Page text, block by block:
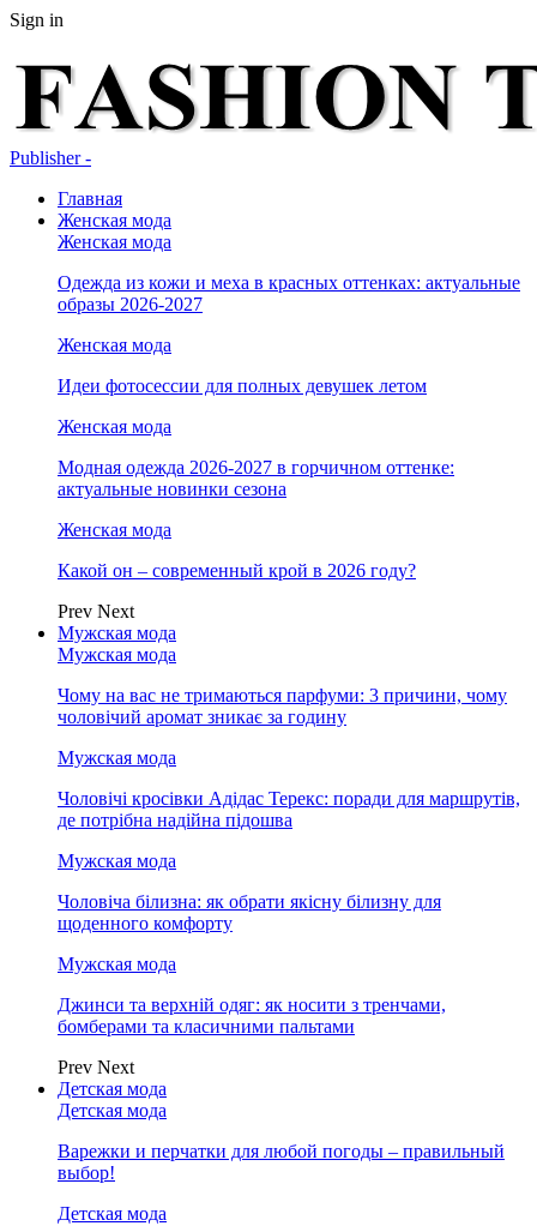
Sign in
Publisher -
Главная
Женская мода
Женская мода
Одежда из кожи и меха в красных оттенках: актуальные
образы 2026-2027
Женская мода
Идеи фотосессии для полных девушек летом
Женская мода
Модная одежда 2026-2027 в горчичном оттенке:
актуальные новинки сезона
Женская мода
Какой он – современный крой в 2026 году?
Prev Next
Мужская мода
Мужская мода
Чому на вас не тримаються парфуми: 3 причини, чому
чоловічий аромат зникає за годину
Мужская мода
Чоловічі кросівки Адідас Терекс: поради для маршрутів,
де потрібна надійна підошва
Мужская мода
Чоловіча білизна: як обрати якісну білизну для
щоденного комфорту
Мужская мода
Джинси та верхній одяг: як носити з тренчами,
бомберами та класичними пальтами
Prev Next
Детская мода
Детская мода
Варежки и перчатки для любой погоды – правильный
выбор!
Детская мода